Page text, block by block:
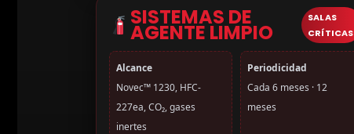
SISTEMAS DE
AGENTE LIMPIO
SALAS
CRÍTICAS
Alcance
Novec™ 1230, HFC-
227ea, CO₂, gases
inertes
Periodicidad
Cada 6 meses · 12
meses